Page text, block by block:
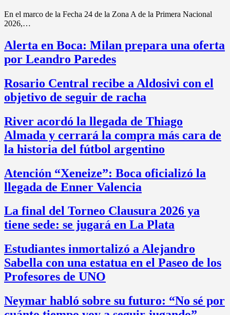
En el marco de la Fecha 24 de la Zona A de la Primera Nacional
2026,…
Alerta en Boca: Milan prepara una oferta
por Leandro Paredes
Rosario Central recibe a Aldosivi con el
objetivo de seguir de racha
River acordó la llegada de Thiago
Almada y cerrará la compra más cara de
la historia del fútbol argentino
Atención “Xeneize”: Boca oficializó la
llegada de Enner Valencia
La final del Torneo Clausura 2026 ya
tiene sede: se jugará en La Plata
Estudiantes inmortalizó a Alejandro
Sabella con una estatua en el Paseo de los
Profesores de UNO
Neymar habló sobre su futuro: “No sé por